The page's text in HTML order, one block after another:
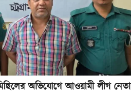
অভিযোগে আওয়ামী লীগ নেতা